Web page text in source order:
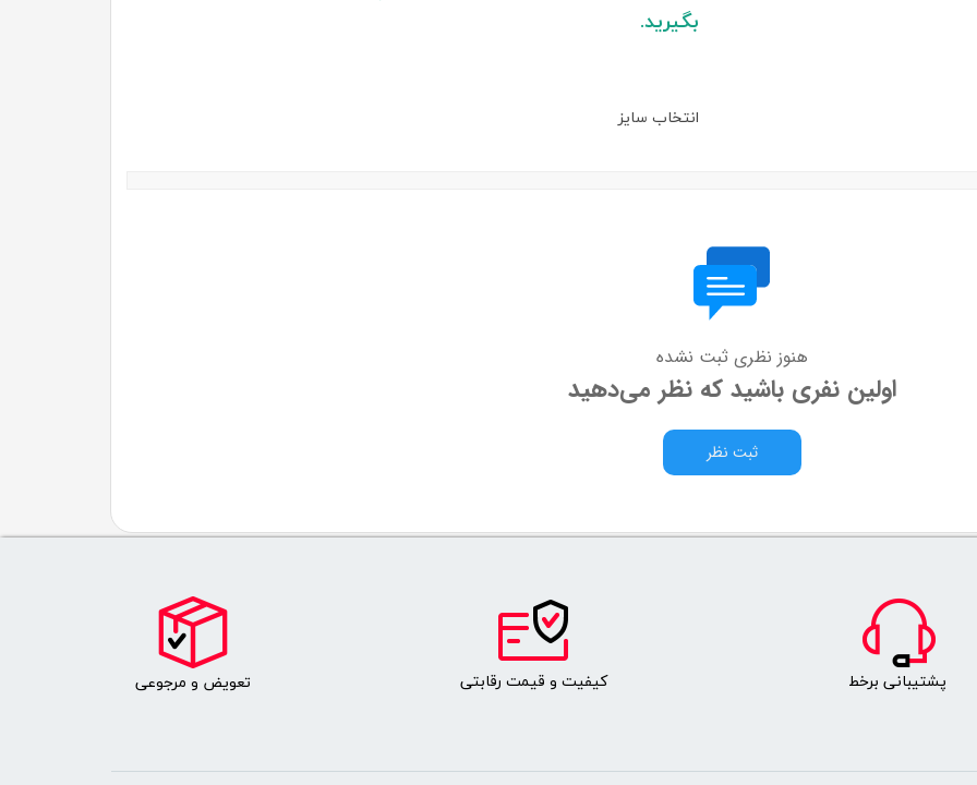
بگیرید.
انتخاب سایز
هنوز نظری ثبت نشده
اولین نفری باشید که نظر می‌دهید
ثبت نظر
پشتیبانی برخط کیفیت و قیمت رقابتی ​​​تعویض و مرجوعی